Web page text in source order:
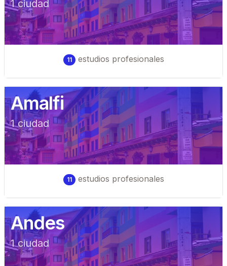
1ciudad
11 estudios profesionales
Amalfi
1ciudad
11 estudios profesionales
Andes
1ciudad